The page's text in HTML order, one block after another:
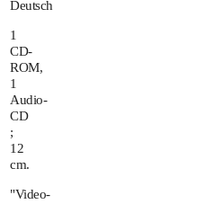
Deutsch
1
CD-
ROM,
1
Audio-
CD
;
12
cm.
"Video-